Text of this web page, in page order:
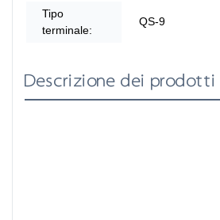
Tipo
terminale:
QS-9
Descrizione dei prodotti